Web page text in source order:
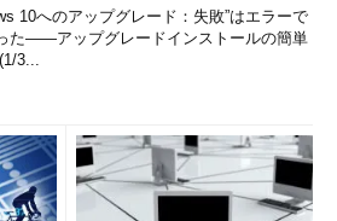
10へのアップグレード：失敗”はエラーで
た――アップグレードインストールの簡単
3...